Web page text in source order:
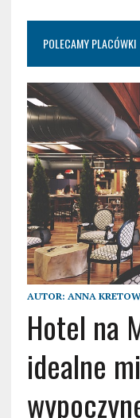
POLECAMY PLACÓWKI
AUTOR: ANNA
Hotel na
idealne